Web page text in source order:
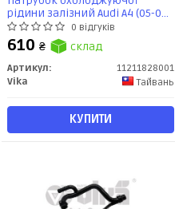
рідини залізний Audi A4 (05-08),
A6 (05-11)/Seat Exeo (09-14)
(11211828001) VIKA
0 відгуків
610 ₴ склад
Артикул:
11211828001
Vika
Тайвань
КУПИТИ